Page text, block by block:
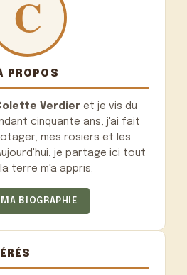
PROPOS
Verdier et je vis du
cinquante ans, j'ai fait
mes rosiers et les
je partage ici tout
terre m'a appris.
MA BIOGRAPHIE